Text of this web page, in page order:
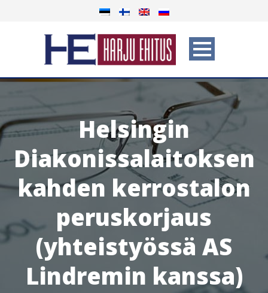
Helsingin
Diakonissalaitoksen
kahden kerrostalon
peruskorjaus
(yhteistyössä AS
Lindremin kanssa)